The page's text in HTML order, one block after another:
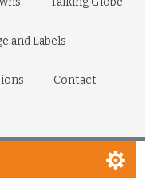
and Labels
Contact